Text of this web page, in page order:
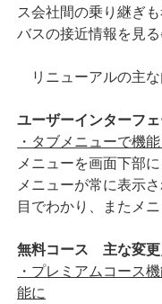
ス会社間の乗り継ぎ
バスの接近情報を見る
リニューアルの主な
ユーザーインターフ
・タブメニューで機
メニューを画面下部
メニューが常に表示
目でわかり、またメ
無料コース 主な変更
・プレミアムコース
能に